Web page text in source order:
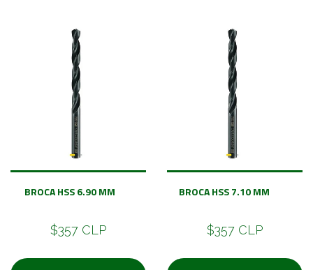
BROCA HSS 6.90 MM
$357 CLP
BROCA HSS 7.10 MM
$357 CLP